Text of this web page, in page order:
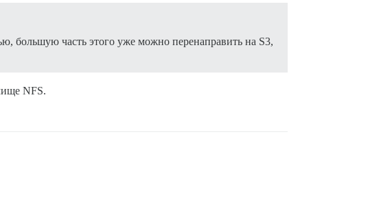
большую часть этого уже можно перенаправить на S3,
NFS.